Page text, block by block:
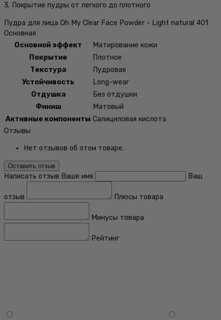
3. Покрытие пудры от легкого до плотного
Пудра для лица Oh My Clear Face Powder - Light natural 401
Основная
Основной эффект
Матирование кожи
Покрытие
Плотное
Текстура
Пудровая
Устойчивость
Long-wear
Отдушка
Без отдушки
Финиш
Матовый
Активные компоненты Салициловая кислота
Отзывы
Нет отзывов об этом товаре.
Оставить отзыв
Написать отзыв Ваше имя Ваш
отзыв Плюсы товара
Минусы товара
Рейтинг